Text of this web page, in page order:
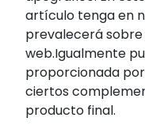
artículo tenga en
prevalecerá sobre
web.Igualmente
proporcionada
ciertos
producto final.